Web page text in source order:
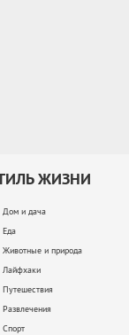
ЖИЗНИ
Дом и дача
Еда
Животные и природа
Лайфхаки
Путешествия
Развлечения
Спорт